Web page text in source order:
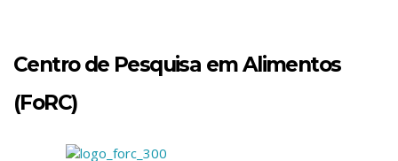
Centro de Pesquisa em Alimentos
(FoRC)